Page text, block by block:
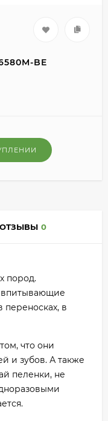
BE
ОТЗЫВЫ 0
пород.
впитывающие
переносках, в
что они
и зубов. А также
пеленки, не